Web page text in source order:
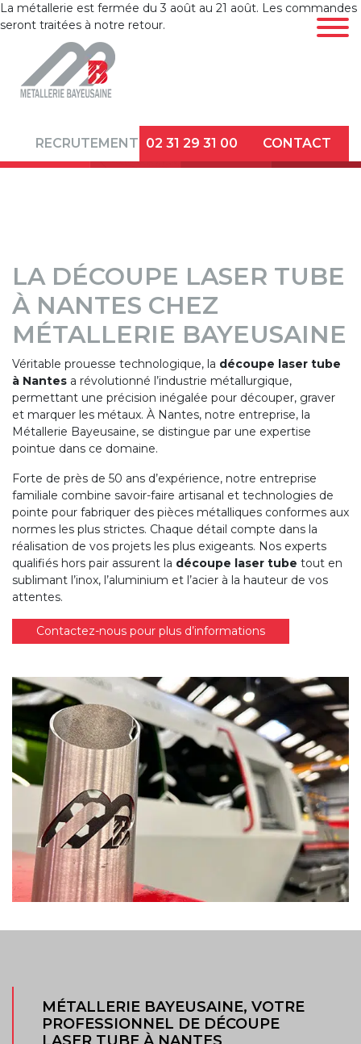
La métallerie est fermée du 3 août au 21 août. Les commandes
seront traitées à notre retour.
RECRUTEMENT 02 31 29 31 00 CONTACT
CINTRAGE DE
DÉFORMATION
D’EXTRÉMITÉS
TÔLERIE
INDUSTRIELLE
MÉCANO
SOUDURE
RÉALISATIONS
LA DÉCOUPE LASER TUBE
À NANTES CHEZ
MÉTALLERIE BAYEUSAINE
Véritable prouesse technologique, la découpe laser tube
à Nantes a révolutionné l’industrie métallurgique,
permettant une précision inégalée pour découper, graver
et marquer les métaux. À Nantes, notre entreprise, la
Métallerie Bayeusaine, se distingue par une expertise
pointue dans ce domaine.
Forte de près de 50 ans d’expérience, notre entreprise
familiale combine savoir-faire artisanal et technologies de
pointe pour fabriquer des pièces métalliques conformes aux
normes les plus strictes. Chaque détail compte dans la
réalisation de vos projets les plus exigeants. Nos experts
qualifiés hors pair assurent la découpe laser tube tout en
sublimant l’inox, l’aluminium et l’acier à la hauteur de vos
attentes.
Contactez-nous pour plus d’informations
MÉTALLERIE BAYEUSAINE, VOTRE
PROFESSIONNEL DE DÉCOUPE